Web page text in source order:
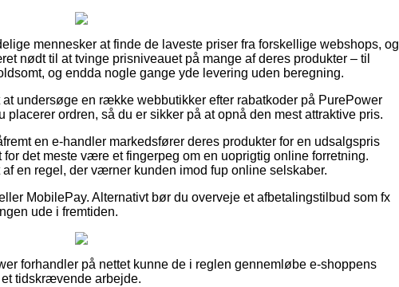
mennesker at finde de laveste priser fra forskellige webshops, og
nødt til at tvinge prisniveauet på mange af deres produkter – til
og endda nogle gange yde levering uden beregning.
undersøge en række webbutikker efter rabatkoder på PurePower
ordren, så du er sikker på at opnå den mest attraktive pris.
en e-handler markedsfører deres produkter for en udsalgspris
det meste være et fingerpeg om en uoprigtig online forretning.
en regel, der værner kunden imod fup online selskaber.
MobilePay. Alternativt bør du overveje et afbetalingstilbud som fx
ude i fremtiden.
forhandler på nettet kunne de i reglen gennemløbe e-shoppens
tidskrævende arbejde.